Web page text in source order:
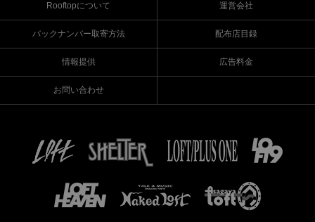
Rooftopについて 運営会社
バックナンバー取寄方法 配布店目録
情報提供 広告料金
お問い合わせ